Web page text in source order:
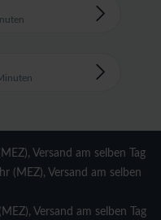
Versand am selben Tag
(MEZ), Versand am selben
Versand am selben Tag